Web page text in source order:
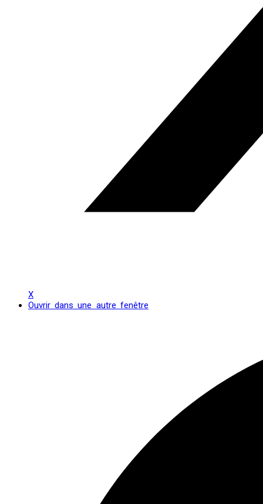
X
Ouvrir dans une autre fenêtre